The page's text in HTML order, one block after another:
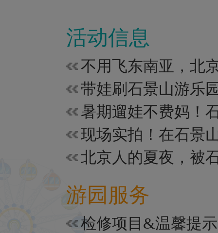
活动信息
游园服务
检修项目&温馨提示